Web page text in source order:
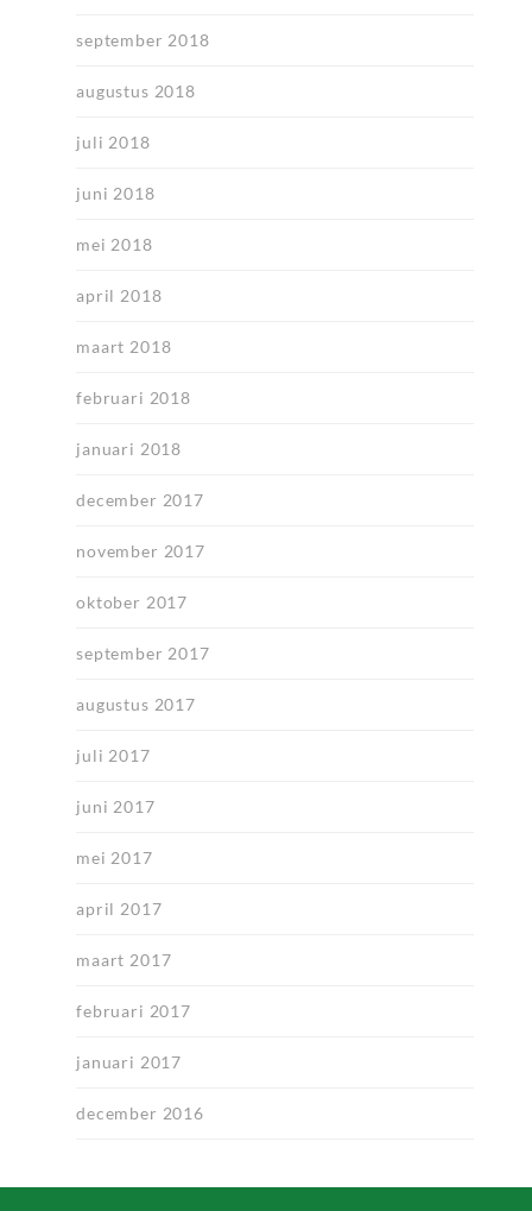
september 2018
augustus 2018
juli 2018
juni 2018
mei 2018
april 2018
maart 2018
februari 2018
januari 2018
december 2017
november 2017
oktober 2017
september 2017
augustus 2017
juli 2017
juni 2017
mei 2017
april 2017
maart 2017
februari 2017
januari 2017
december 2016